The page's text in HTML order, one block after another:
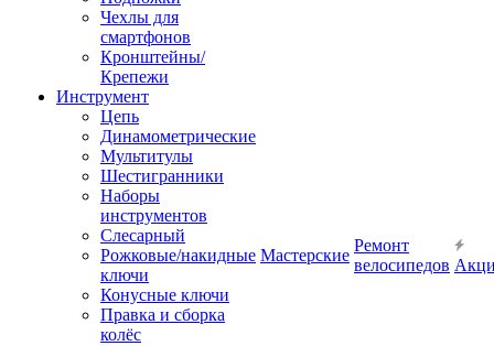
Чехлы для
смартфонов
Кронштейны/
Крепежи
Инструмент
Цепь
Динамометрические
Мультитулы
Шестигранники
Наборы
инструментов
Слесарный
Рожковые/накидные
ключи
Конусные ключи
Правка и сборка
колёс
Мастерские
Ремонт
велосипедов